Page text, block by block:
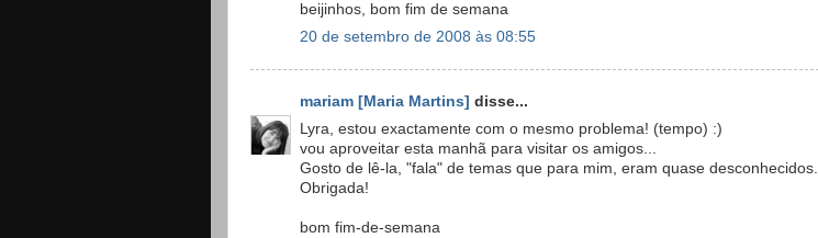
beijinhos, bom fim de semana
20 de setembro de 2008 às 08:55
mariam [Maria Martins] disse...
Lyra, estou exactamente com o mesmo problema! (tempo) :)
vou aproveitar esta manhã para visitar os amigos...
Gosto de lê-la, "fala" de temas que para mim, eram quase desconhecidos.
Obrigada!
bom fim-de-semana